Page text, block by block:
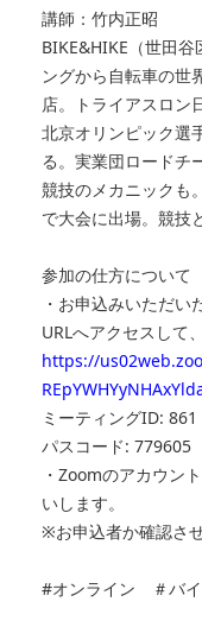
講師：竹内正昭
BIKE&HIKE（世田
ングから自転車の世
店。トライアスロン
北京オリンピック選
る。実業団ロードチ
競技のメカニックも
で大会に出場。競技
参加の仕方について
・お申込みいただ
URLへアクセスして
https://
ミーティングID:
パスコード: 779605
・Zoomのアカウン
いします。
※お申込者か確認さ
#オンライン ＃バ